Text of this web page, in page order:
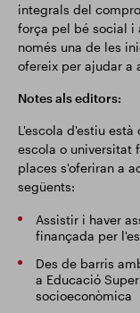
integrals del
força pel bé social i
només una de les
ofereix per ajudar a
Notes als editors:
L'escola d'estiu
escola o universitat
places s'oferiran a
següents:
Assistir i haver
finançada per
Des de barris
a Educació
socioeconòmica